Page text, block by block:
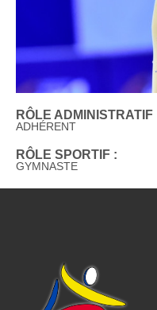
RÔLE ADMINISTRATIF
ADHÉRENT
RÔLE SPORTIF :
GYMNASTE